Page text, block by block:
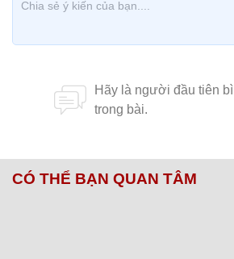
CÓ THỂ BẠN QUAN TÂM